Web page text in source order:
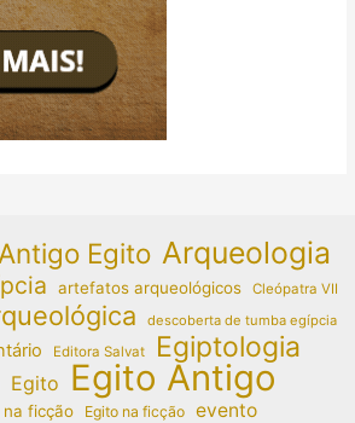
Antigo Egito Arqueologia
artefatos arqueológicos Cleópatra VII
descoberta de tumba egípcia
Editora Salvat Egiptologia
Egito Egito Antigo
na ficção Egito na ficção evento